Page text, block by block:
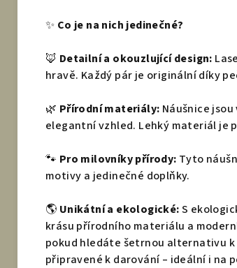
✨ Co je na nich jedinečné?
🦊 Detailní a okouzlující design:
hravě. Každý pár je originální díky
🌿 Přírodní materiály: Náušnice
elegantní vzhled. Lehký materiál je
🐾 Pro milovníky přírody: Tyto
motivy a jedinečné doplňky.
🌎 Unikátní a ekologické:S
krásu přírodního materiálu a
pokud hledáte šetrnou alternativu k
připravené k darování – ideální i na